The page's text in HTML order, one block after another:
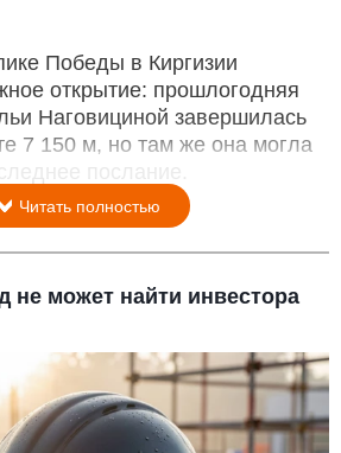
Победы в Киргизии
открытие: прошлогодняя
Наговициной завершилась
7 150 м, но там же она могла
послание.
Читать полностью
не может найти инвестора